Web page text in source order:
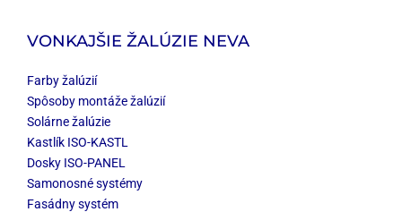
VONKAJŠIE ŽALÚZIE NEVA
Farby žalúzií
Spôsoby montáže žalúzií
Solárne žalúzie
Kastlík ISO-KASTL
Dosky ISO-PANEL
Samonosné systémy
Fasádny systém